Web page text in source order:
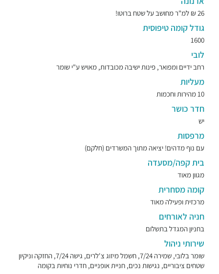
26 ₪ למ"ר מחושב על שטח ברוטו!
גודל קומה טיפוסית
1600
לובי
רחב ידיים ומפואר, פינות ישיבה מכובדות, מאויש ע"י שומר
מעליות
10 מהירות וחכמות
חדר כושר
יש
מרפסות
עם נוף מדהים! יציאה מתוך המשרדים (חלקם)
בית קפה/מסעדה
מגוון מאוד
קומה מסחרית
מרכזית ופעילה מאוד
חניה לאורחים
בחניון המגדל בתשלום
שירותי ניהול
שומר בלובי, שמירה 7/24, חשמל מיזוג צ'לרים, גישה 7/24, החזקה וניקיון
שטחים ציבוריים, נגישות נכים, חניית אופניים, חדרי נוחיות בקומה